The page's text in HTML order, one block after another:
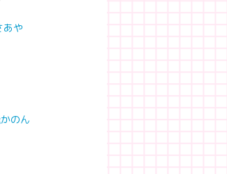
あや
のん